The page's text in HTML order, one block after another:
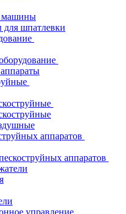
машины
шпатлевки
аппаратов
аппаратов
управление